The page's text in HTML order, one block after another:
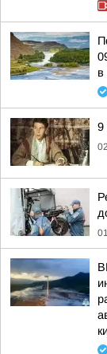
в
9